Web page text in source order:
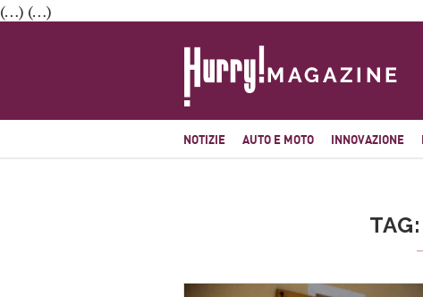
(…) (…)
NOTIZIE AUTO E MOTO INNOVAZIONE
TAG